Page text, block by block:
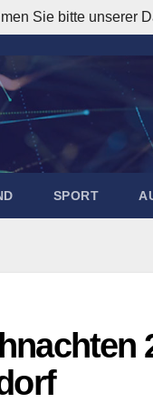
SPORT
Sie bitte unserer